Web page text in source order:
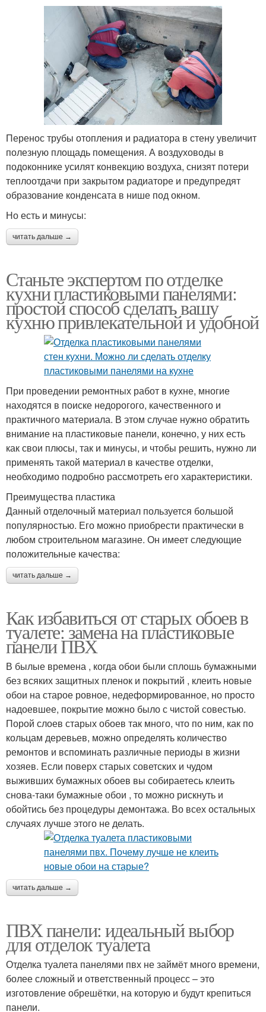
Перенос трубы отопления и радиатора в стену увеличит
полезную площадь помещения. А воздуховоды в
подоконнике усилят конвекцию воздуха, снизят потери
теплоотдачи при закрытом радиаторе и предупредят
образование конденсата в нише под окном.
Но есть и минусы:
читать дальше →
Станьте экспертом по отделке
кухни пластиковыми панелями:
простой способ сделать вашу
кухню привлекательной и удобной
При проведении ремонтных работ в кухне, многие
находятся в поиске недорогого, качественного и
практичного материала. В этом случае нужно обратить
внимание на пластиковые панели, конечно, у них есть
как свои плюсы, так и минусы, и чтобы решить, нужно ли
применять такой материал в качестве отделки,
необходимо подробно рассмотреть его характеристики.
Преимущества пластика
Данный отделочный материал пользуется большой
популярностью. Его можно приобрести практически в
любом строительном магазине. Он имеет следующие
положительные качества:
читать дальше →
Как избавиться от старых обоев в
туалете: замена на пластиковые
панели ПВХ
В былые времена , когда обои были сплошь бумажными
без всяких защитных пленок и покрытий , клеить новые
обои на старое ровное, недеформированное, но просто
надоевшее, покрытие можно было с чистой совестью.
Порой слоев старых обоев так много, что по ним, как по
кольцам деревьев, можно определять количество
ремонтов и вспоминать различные периоды в жизни
хозяев. Если поверх старых советских и чудом
выживших бумажных обоев вы собираетесь клеить
снова-таки бумажные обои , то можно рискнуть и
обойтись без процедуры демонтажа. Во всех остальных
случаях лучше этого не делать.
читать дальше →
ПВХ панели: идеальный выбор
для отделок туалета
Отделка туалета панелями пвх не займёт много времени,
более сложный и ответственный процесс – это
изготовление обрешётки, на которую и будут крепиться
панели.